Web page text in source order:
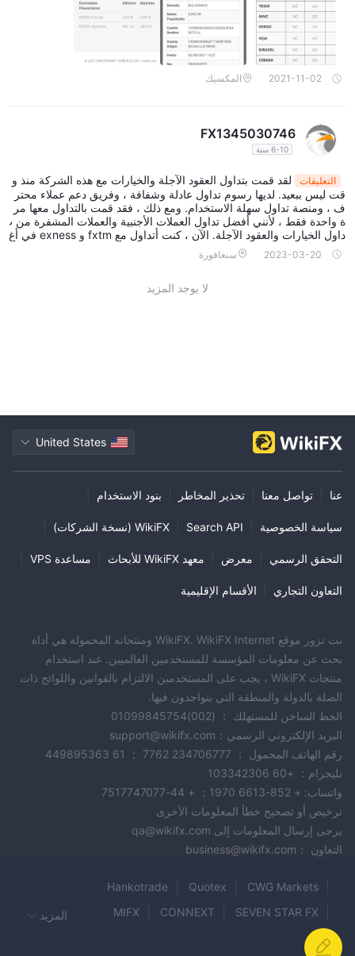
2021-11-02 المكسيك
FX1345030746
6-10 سنة
التعليقات
لقد قمت بتداول العقود الآجلة والخيارات مع هذه الشركة منذ و
قت ليس ببعيد. لديها رسوم تداول عادلة وشفافة ، وفريق دعم عملاء محتر
ف ، ومنصة تداول سهلة الاستخدام. ومع ذلك ، فقد قمت بالتداول معها مر
ة واحدة فقط ، لأنني أفضل تداول العملات الأجنبية والعملات المشفرة من ت
داول الخيارات والعقود الآجلة. الآن ، كنت أتداول مع fxtm و exness في أغ
لب الأحيان.
2023-03-20 سنغافورة
لا يوجد المزيد
United States
عنا تواصل معنا تحذير المخاطر بنود الاستخدام
سياسة الخصوصية Search API WikiFX (نسخة الشركات)
التحقق الرسمي معرض معهد WikiFX للأبحاث مساعدة VPS
التعاون التجاري الأقسام الإقليمية
نت تزور موقع WikiFX. WikiFX Internet ومنتجاته المحمولة هي أداة
بحث عن معلومات المؤسسة للمستخدمين العالميين. عند استخدام
منتجات WikiFX ، يجب على المستخدمين الالتزام بالقوانين واللوائح ذات
الصلة بالدولة والمنطقة التي يتواجدون فيها.
الخط الساخن للمستهلك ： (002)01099845754
البريد الإلكتروني الرسمي：support@wikifx.com
رقم الهاتف المحمول ： 234706777 7762 ； 61 449895363
تليجرام： +60 103342306
واتساب: + 852-6613 1970； + 44-7517747077
ترخيص أو تصحيح خطأ المعلومات الأخرى
يرجى إرسال المعلومات إلى qa@wikifx.com
التعاون ：business@wikifx.com
CWG Markets
Quotex
Hankotrade
SEVEN STAR FX
CONNEXT
MIFX
WAYONE CAPITAL
المزيد